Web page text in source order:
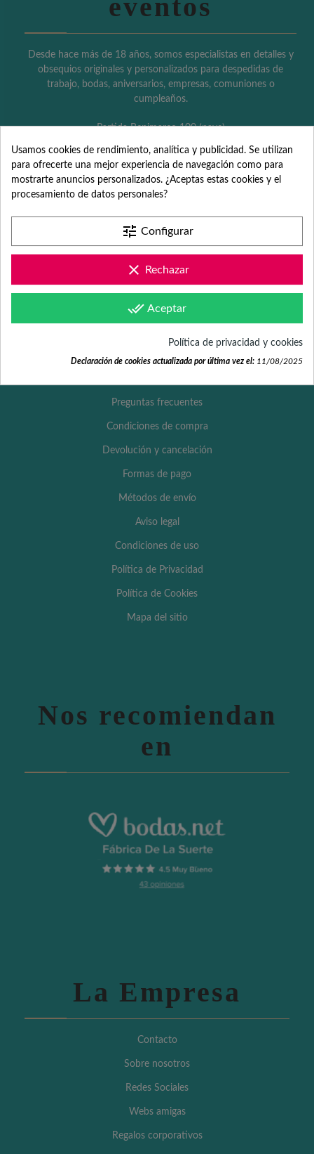
eventos
Desde hace más de 18 años, somos especialistas en detalles y
obsequios originales y personalizados para despedidas de
trabajo, bodas, aniversarios, empresas, comuniones o
cumpleaños.
Partida Benimarco 100 (nave)
03725 Teulada (Alicante)
Teléfono: +34 965 731 401
Email: hola@fabricadelasuerte.es
¿Necesitas ayuda? Estamos de lunes a viernes de 9:00 a 17:00
Enlaces de interés
Preguntas frecuentes
Condiciones de compra
Devolución y cancelación
Formas de pago
Métodos de envío
Aviso legal
Condiciones de uso
Política de Privacidad
Política de Cookies
Mapa del sitio
Nos recomiendan
en
La Empresa
Contacto
Sobre nosotros
Redes Sociales
Webs amigas
Regalos corporativos
Usamos cookies de rendimiento, analítica y publicidad. Se utilizan
para ofrecerte una mejor experiencia de navegación como para
mostrarte anuncios personalizados. ¿Aceptas estas cookies y el
procesamiento de datos personales?
tune Configurar
clear Rechazar
done_all Aceptar
Política de privacidad y cookies
Declaración de cookies actualizada por última vez el: 11/08/2025